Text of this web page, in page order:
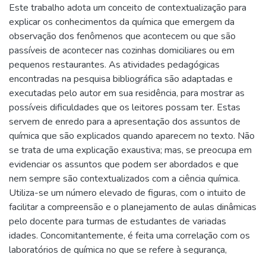
Este trabalho adota um conceito de contextualização para
explicar os conhecimentos da química que emergem da
observação dos fenômenos que acontecem ou que são
passíveis de acontecer nas cozinhas domiciliares ou em
pequenos restaurantes. As atividades pedagógicas
encontradas na pesquisa bibliográfica são adaptadas e
executadas pelo autor em sua residência, para mostrar as
possíveis dificuldades que os leitores possam ter. Estas
servem de enredo para a apresentação dos assuntos de
química que são explicados quando aparecem no texto. Não
se trata de uma explicação exaustiva; mas, se preocupa em
evidenciar os assuntos que podem ser abordados e que
nem sempre são contextualizados com a ciência química.
Utiliza-se um número elevado de figuras, com o intuito de
facilitar a compreensão e o planejamento de aulas dinâmicas
pelo docente para turmas de estudantes de variadas
idades. Concomitantemente, é feita uma correlação com os
laboratórios de química no que se refere à segurança,